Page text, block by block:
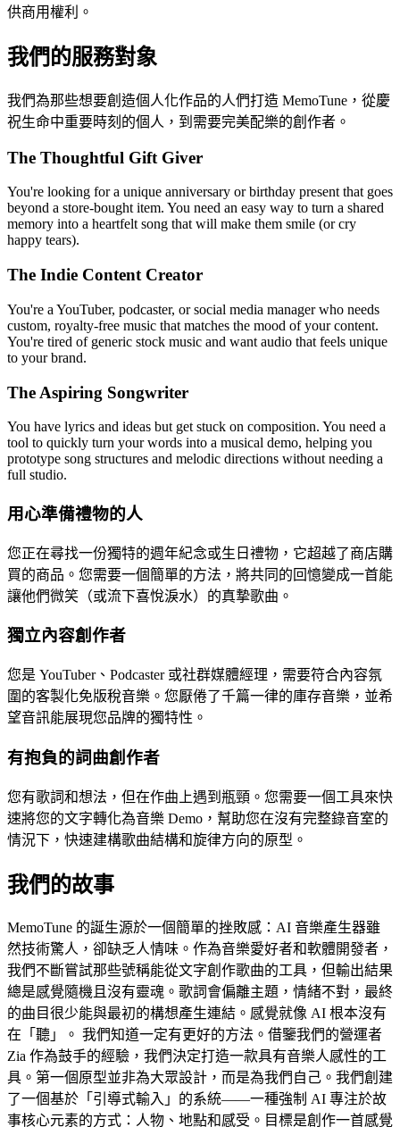
供商用權利。
我們的服務對象
我們為那些想要創造個人化作品的人們打造 MemoTune，從慶
祝生命中重要時刻的個人，到需要完美配樂的創作者。
The Thoughtful Gift Giver
You're looking for a unique anniversary or birthday present that goes
beyond a store-bought item. You need an easy way to turn a shared
memory into a heartfelt song that will make them smile (or cry
happy tears).
The Indie Content Creator
You're a YouTuber, podcaster, or social media manager who needs
custom, royalty-free music that matches the mood of your content.
You're tired of generic stock music and want audio that feels unique
to your brand.
The Aspiring Songwriter
You have lyrics and ideas but get stuck on composition. You need a
tool to quickly turn your words into a musical demo, helping you
prototype song structures and melodic directions without needing a
full studio.
用心準備禮物的人
您正在尋找一份獨特的週年紀念或生日禮物，它超越了商店購
買的商品。您需要一個簡單的方法，將共同的回憶變成一首能
讓他們微笑（或流下喜悅淚水）的真摯歌曲。
獨立內容創作者
您是 YouTuber、Podcaster 或社群媒體經理，需要符合內容氛
圍的客製化免版稅音樂。您厭倦了千篇一律的庫存音樂，並希
望音訊能展現您品牌的獨特性。
有抱負的詞曲創作者
您有歌詞和想法，但在作曲上遇到瓶頸。您需要一個工具來快
速將您的文字轉化為音樂 Demo，幫助您在沒有完整錄音室的
情況下，快速建構歌曲結構和旋律方向的原型。
我們的故事
MemoTune 的誕生源於一個簡單的挫敗感：AI 音樂產生器雖
然技術驚人，卻缺乏人情味。作為音樂愛好者和軟體開發者，
我們不斷嘗試那些號稱能從文字創作歌曲的工具，但輸出結果
總是感覺隨機且沒有靈魂。歌詞會偏離主題，情緒不對，最終
的曲目很少能與最初的構想產生連結。感覺就像 AI 根本沒有
在「聽」。 我們知道一定有更好的方法。借鑒我們的營運者
Zia 作為鼓手的經驗，我們決定打造一款具有音樂人感性的工
具。第一個原型並非為大眾設計，而是為我們自己。我們創建
了一個基於「引導式輸入」的系統——一種強制 AI 專注於故
事核心元素的方式：人物、地點和感受。目標是創作一首感覺